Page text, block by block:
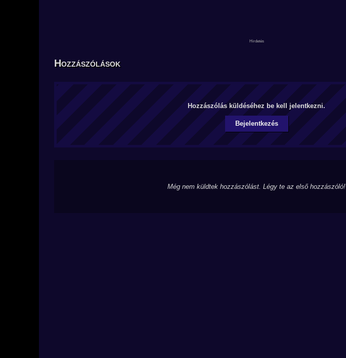
Hozzászólások
Hozzászólás küldéséhez be kell jelentkezni.
Bejelentkezés
Még nem küldtek hozzászólást. Légy te az első hozzászóló!